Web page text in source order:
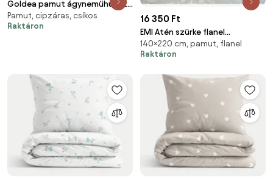
Goldea pamut ágyneműhuzat -
latte csíkos 140 x 200 és 70 x
90 cm
Pamut, cipzáras, csíkos
Raktáron
16 350 Ft
EMI Atén szürke flanel
ágyneműhuzat, A kibővített
egyszemélyes ágy szett
140×220 cm, pamut, flanel
Raktáron